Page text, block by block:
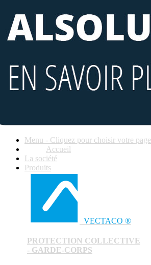
Menu - Cliquez pour choisir votre page
Accueil
La société
Produits
VECTACO ®
PROTECTION COLLECTIVE
- GARDE-CORPS